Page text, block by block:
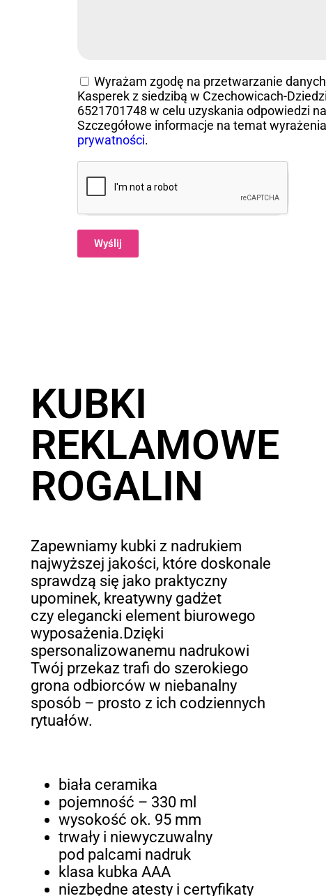
Wyrażam zgodę na przetwarzanie
Kasperek z siedzibą w Czechowicach-
6521701748 w celu uzyskania odpowiedzi
Szczegółowe informacje na temat
prywatności.
Wyślij
KUBKI
REKLAMOWE
ROGALIN
Zapewniamy kubki z nadrukiem
najwyższej jakości, które doskonale
sprawdzą się jako praktyczny
upominek, kreatywny gadżet
czy elegancki element biurowego
wyposażenia.Dzięki
spersonalizowanemu nadrukowi
Twój przekaz trafi do szerokiego
grona odbiorców w niebanalny
sposób – prosto z ich codziennych
rytuałów.
biała ceramika
pojemność – 330 ml
wysokość ok. 95 mm
trwały i niewyczuwalny
pod palcami nadruk
klasa kubka AAA
niezbędne atesty i certyfikaty